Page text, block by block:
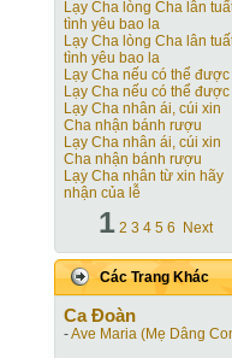
Lạy Cha lòng Cha lân
tình yêu bao la
Lạy Cha lòng Cha lân
tình yêu bao la
Lạy Cha nếu có thể được
Lạy Cha nếu có thể được
Lạy Cha nhân ái, cúi xin
Cha nhận bánh rượu
Lạy Cha nhân ái, cúi xin
Cha nhận bánh rượu
Lạy Cha nhân từ xin hãy
nhận của lễ
1 2 3 4 5 6 Next
Các Trang Khác
Ca Ðoàn
-Ave Maria (Mẹ Dâng